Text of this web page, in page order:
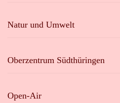
Natur und Umwelt
Oberzentrum Südthüringen
Open-Air